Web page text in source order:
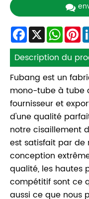
Facebook
X
Description du
Fubang est un
mono-tube à tube
fournisseur et
d'une qualité
notre cisaillement
est satisfait par de
conception
qualité, les hautes
compétitif sont ce
aussi ce que nous